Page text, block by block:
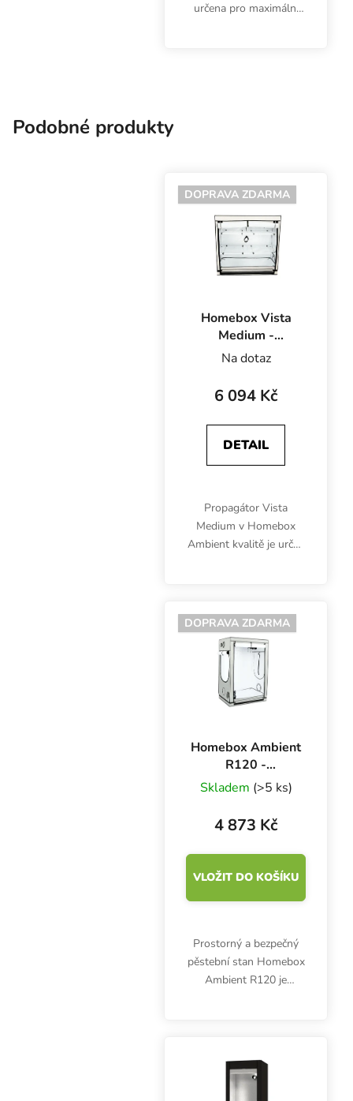
určena pro maximální
Podobné produkty
DOPRAVA ZDARMA
Homebox Vista
Medium -
125x65x120 cm
Na dotaz
6 094 Kč
DETAIL
Propagátor Vista
Medium v Homebox
Ambient kvalitě je určen
stan s pěstební plochou
až 3x 0.81 m2.
DOPRAVA ZDARMA
Homebox Ambient
R120 -
120x90x180 cm
Skladem (>5 ks)
4 873 Kč
VLOŽIT DO KOŠÍKU
Prostorný a bezpečný
pěstební stan Homebox
Ambient R120 je
120x90x180 cm, plocha
1.08 m2.